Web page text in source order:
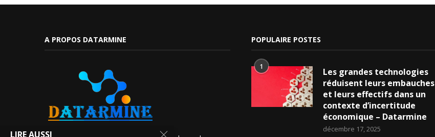
A PROPOS DATARMINE POPULAIRE POSTES
1
Les grandes technologies
réduisent leurs embauches
et leurs effectifs dans un
contexte d’incertitude
économique – Datarmine
décembre 17, 2025
LIRE AUSSI